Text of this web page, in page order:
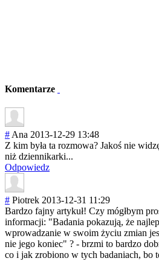
Komentarze
# Ana 2013-12-29 13:48
Z kim była ta rozmowa? Jakoś nie
niż dziennikarki...
Odpowiedz
# Piotrek 2013-12-31 11:29
Bardzo fajny artykuł! Czy mógłbym
informacji: "Badania pokazują, że
wprowadzanie w swoim życiu zmian
nie jego koniec" ? - brzmi to bardzo
co i jak zrobiono w tych badaniach, bo